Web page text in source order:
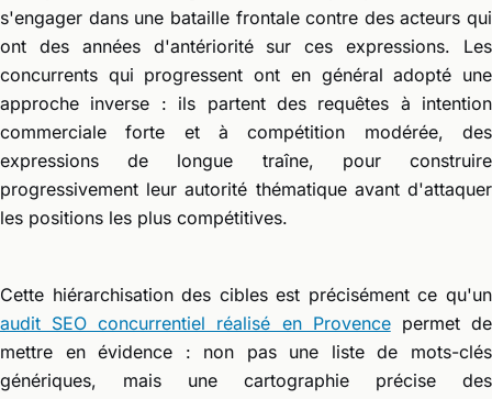
s'engager dans une bataille frontale contre des acteurs qui
ont des années d'antériorité sur ces expressions. Les
concurrents qui progressent ont en général adopté une
approche inverse : ils partent des requêtes à intention
commerciale forte et à compétition modérée, des
expressions de longue traîne, pour construire
progressivement leur autorité thématique avant d'attaquer
les positions les plus compétitives.
Cette hiérarchisation des cibles est précisément ce qu'un
audit SEO concurrentiel réalisé en Provencepermet de
mettre en évidence : non pas une liste de mots-clés
génériques, mais une cartographie précise des